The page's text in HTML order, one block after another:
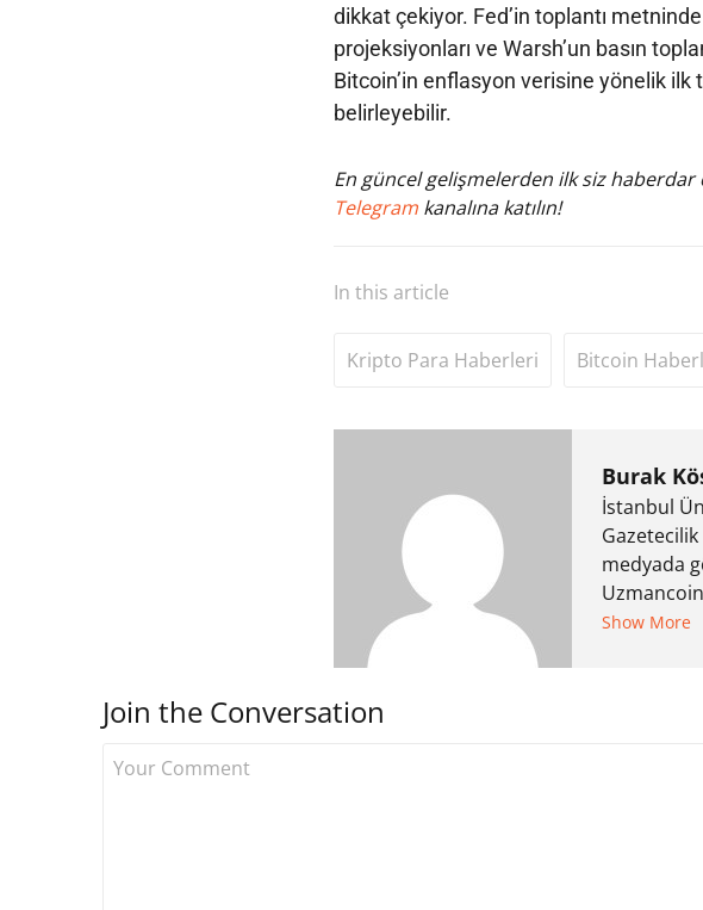
dikkat çekiyor. Fed’in toplantı
projeksiyonları ve Warsh’un basın
Bitcoin’in enflasyon verisine yönelik ilk
belirleyebilir.
En güncel gelişmelerden ilk siz haberdar
Telegram kanalına katılın!
In this article
Kripto Para Haberleri Bitcoin
Burak
İstanbul
Gazetecilik
medyada
ayından
Show More
Join the Conversation